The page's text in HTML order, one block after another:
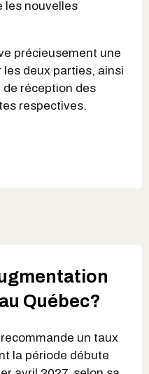
les nouvelles
précieusement une
deux parties, ainsi
de réception des
respectives.
Québec?
recommande un taux
la période débute